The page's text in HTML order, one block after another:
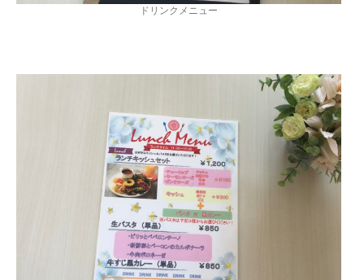
ドリンクメニュー